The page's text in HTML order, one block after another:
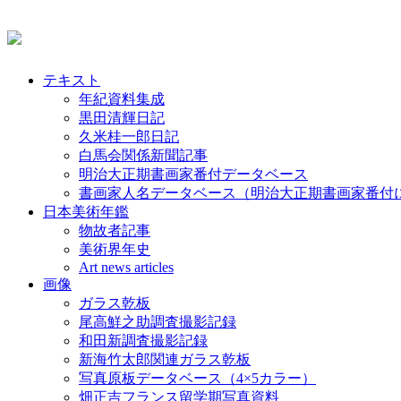
テキスト
年紀資料集成
黒田清輝日記
久米桂一郎日記
白馬会関係新聞記事
明治大正期書画家番付データベース
書画家人名データベース（明治大正期書画家番付
日本美術年鑑
物故者記事
美術界年史
Art news articles
画像
ガラス乾板
尾高鮮之助調査撮影記録
和田新調査撮影記録
新海竹太郎関連ガラス乾板
写真原板データベース（4×5カラー）
畑正吉フランス留学期写真資料